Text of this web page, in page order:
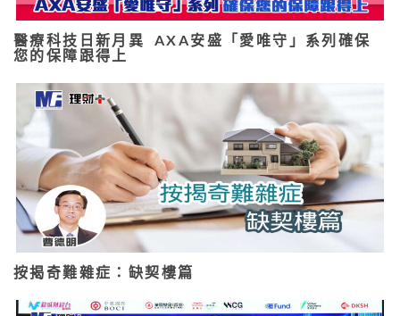
醫療科技日新月異 AXA安盛「愛唯守」系列確保
您的保障跟得上
按揭奇難雜症：缺契樓篇